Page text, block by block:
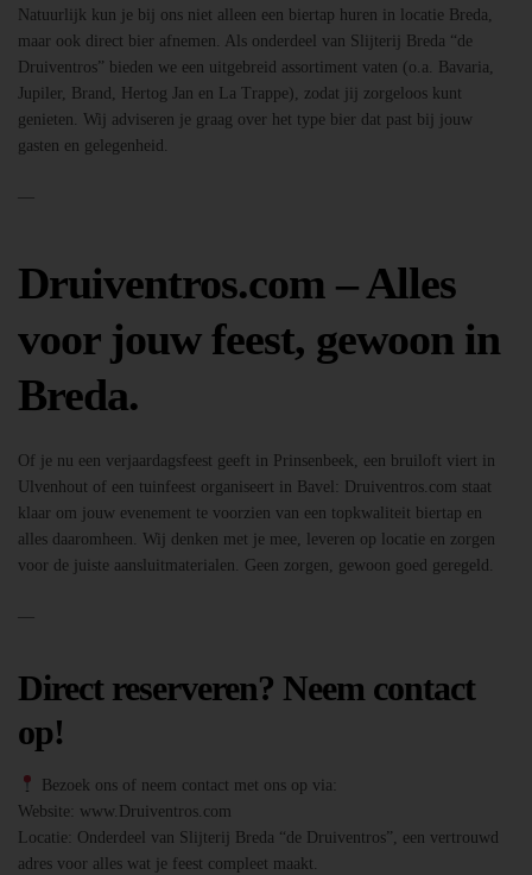
Natuurlijk kun je bij ons niet alleen een biertap huren in locatie Breda,
maar ook direct bier afnemen. Als onderdeel van Slijterij Breda “de
Druiventros” bieden we een uitgebreid assortiment vaten (o.a. Bavaria,
Jupiler, Brand, Hertog Jan en La Trappe), zodat jij zorgeloos kunt
genieten. Wij adviseren je graag over het type bier dat past bij jouw
gasten en gelegenheid.
—
Druiventros.com – Alles
voor jouw feest, gewoon in
Breda.
Of je nu een verjaardagsfeest geeft in Prinsenbeek, een bruiloft viert in
Ulvenhout of een tuinfeest organiseert in Bavel: Druiventros.com staat
klaar om jouw evenement te voorzien van een topkwaliteit biertap en
alles daaromheen. Wij denken met je mee, leveren op locatie en zorgen
voor de juiste aansluitmaterialen. Geen zorgen, gewoon goed geregeld.
—
Direct reserveren? Neem contact
op!
Bezoek ons of neem contact met ons op via:
Website: www.Druiventros.com
Locatie: Onderdeel van Slijterij Breda “de Druiventros”, een vertrouwd
adres voor alles wat je feest compleet maakt.